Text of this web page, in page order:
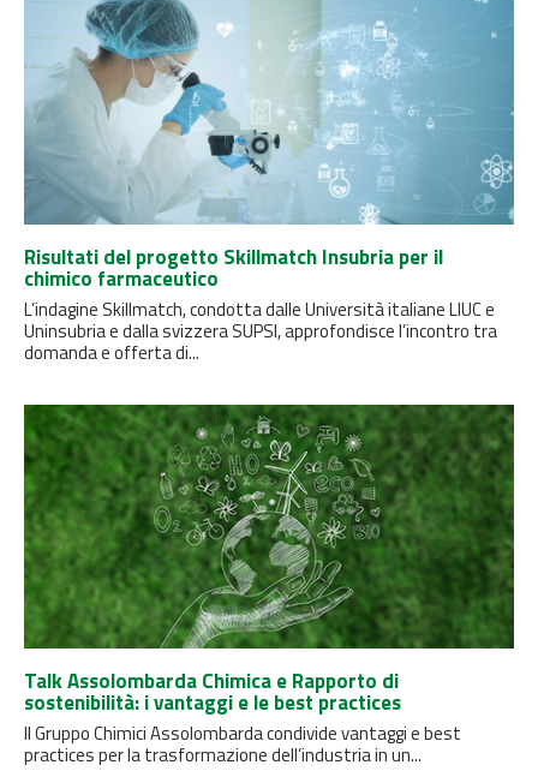
Risultati del progetto Skillmatch Insubria per il
chimico farmaceutico
L’indagine Skillmatch, condotta dalle Università italiane LIUC e
Uninsubria e dalla svizzera SUPSI, approfondisce l’incontro tra
domanda e offerta di...
Talk Assolombarda Chimica e Rapporto di
sostenibilità: i vantaggi e le best practices
Il Gruppo Chimici Assolombarda condivide vantaggi e best
practices per la trasformazione dell’industria in un...